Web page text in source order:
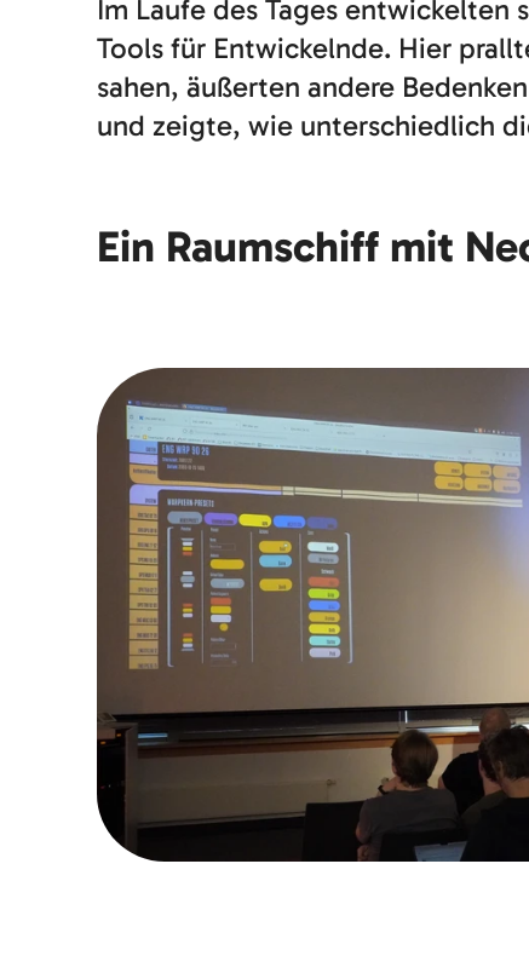
Im Laufe des Tages entwickelten
Tools für Entwickelnde. Hier
sahen, äußerten andere
und zeigte, wie unterschiedlich
Ein Raumschiff mit